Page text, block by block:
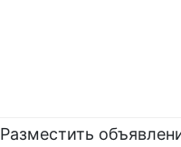
Разместить